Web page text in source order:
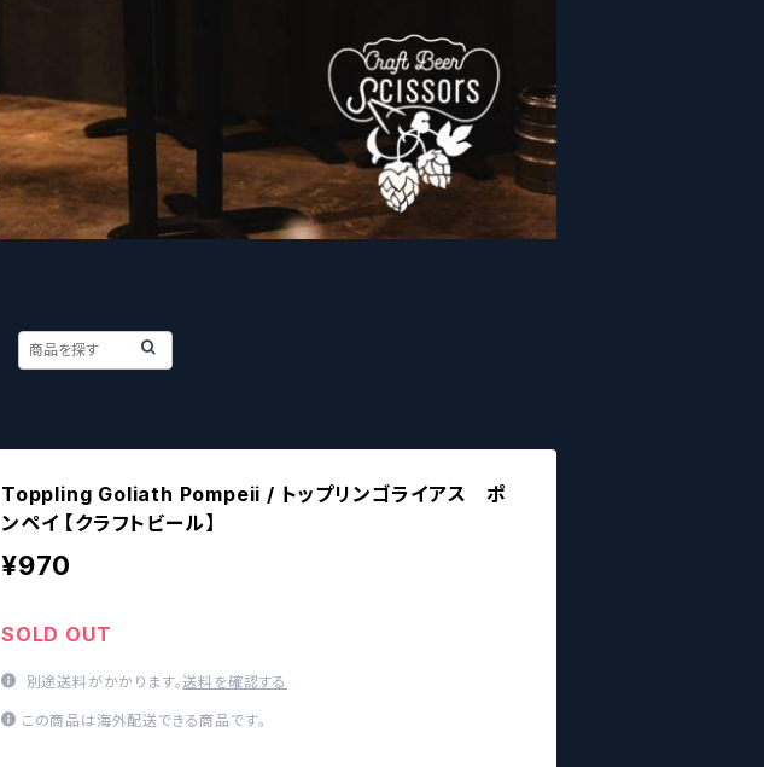
Toppling Goliath Pompeii / トップリンゴライアス ポ
ンペイ 【クラフトビール】
¥970
SOLD OUT
別途送料がかかります。送料を確認する
この商品は海外配送できる商品です。